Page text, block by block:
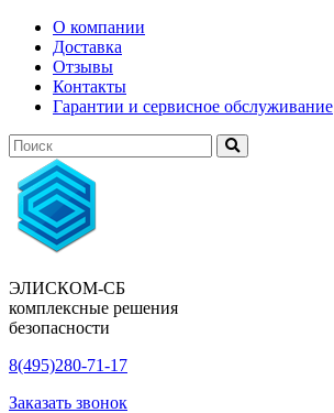
О компании
Доставка
Отзывы
Контакты
Гарантии и сервисное обслуживание
ЭЛИСКОМ-СБ
комплексные решения
безопасности
8(495)280-71-17
Заказать звонок